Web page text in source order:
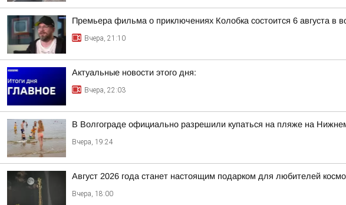
Премьера фильма о приключениях Колобка состоится 6 августа в
Вчера, 21:10
Актуальные новости этого дня:
Вчера, 22:03
В Волгограде официально разрешили купаться на пляже на
Вчера, 19:24
Август 2026 года станет настоящим подарком для любителей
Вчера, 18:00